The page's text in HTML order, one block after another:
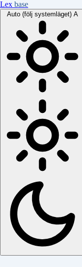
Lex base
Auto (följ systemläget) A